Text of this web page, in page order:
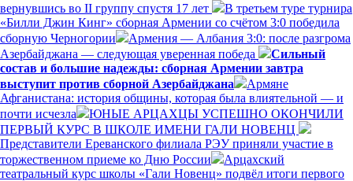
вернувшись во II группу спустя 17 лет
В третьем туре турнира
«Билли Джин Кинг» сборная Армении со счётом 3:0 победила
сборную Черногории
Армения — Албания 3:0: после разгрома
Азербайджана — следующая уверенная победа
Сильный
состав и большие надежды: сборная Армении завтра
выступит против сборной Азербайджана
Армяне
Афганистана: история общины, которая была влиятельной — и
почти исчезла
ЮНЫЕ АРЦАХЦЫ УСПЕШНО ОКОНЧИЛИ
ПЕРВЫЙ КУРС В ШКОЛЕ ИМЕНИ ГАЛИ НОВЕНЦ
Представители Ереванского филиала РЭУ приняли участие в
торжественном приеме ко Дню России
Арцахский
театральный курс школы «Гали Новенц» подвёл итоги первого